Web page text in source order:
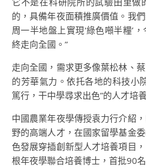
的，具備年夜面積推廣價值。我
周一半地盤上實現‘綠色噸半糧’
終走向全國。”
走向全國，需求更多像葉松林、
的芳華氣力。依托各地的科技小
篤行，干中學尋求出色”的人才培
中國農業年夜學傳授袁力行介紹
野的高端人才，在國家留學基金
色發展穿插創新型人才培養項目
根年夜學聯合培養博士，首批90